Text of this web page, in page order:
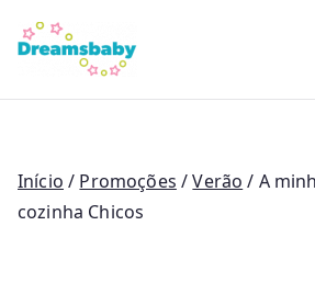
para
conteúdo
Início / Promoções /Verão / A
cozinha Chicos